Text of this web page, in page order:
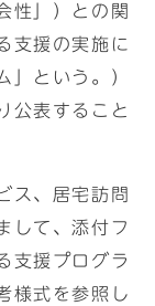
性」）との関
支援の実施に
」という。）
公表すること
ス、居宅訪問
して、添付フ
支援プログラ
様式を参照し